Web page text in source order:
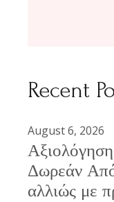
Recent
August 6, 2026
Δωρεάν
αλλιώς με